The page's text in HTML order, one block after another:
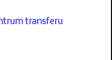
transferu